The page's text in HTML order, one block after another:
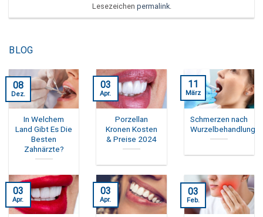
Lesezeichen permalink.
BLOG
In Welchem
Land Gibt Es Die
Besten
Zahnärzte?
08
Dez.
Porzellan
Kronen Kosten
& Preise 2024
03
Apr.
Schmerzen nach
Wurzelbehandlung
11
März
03
Apr.
03
Apr.
03
Feb.